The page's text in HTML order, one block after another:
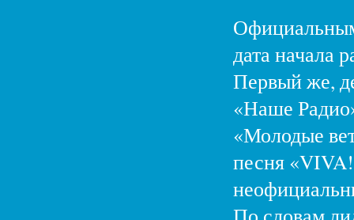
дата начала
Первый же,
«Наше
«Молодые
песня